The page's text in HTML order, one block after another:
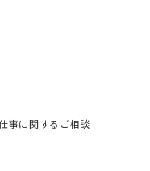
事に関するご相談